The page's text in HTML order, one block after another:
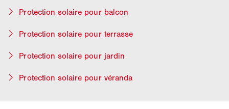
Protection solaire pour balcon
Protection solaire pour terrasse
Protection solaire pour jardin
Protection solaire pour véranda